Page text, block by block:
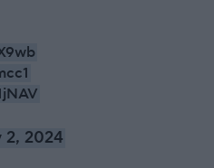
2, 2024